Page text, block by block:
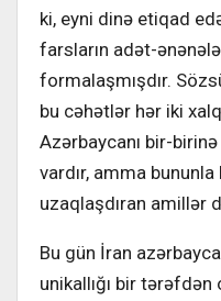
ki, eyni dinə etiqad
farsların adət-
formalaşmışdır.
bu cəhətlər hər iki
Azərbaycanı bir-
vardır, amma
uzaqlaşdıran amillər
Bu gün İran
unikallığı bir